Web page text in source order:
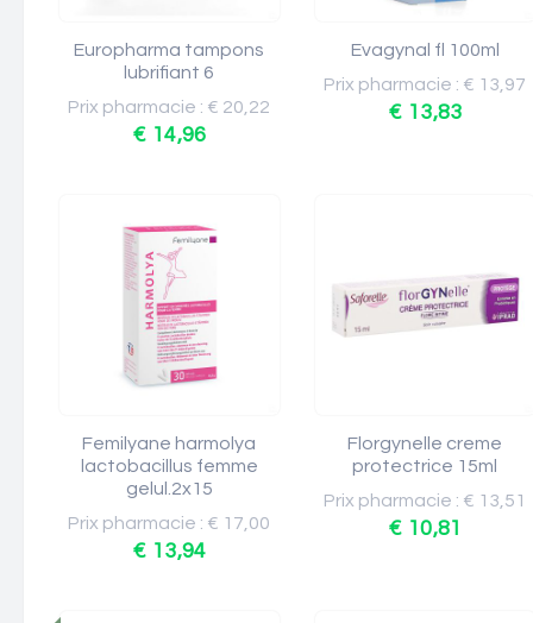
Europharma tampons
lubrifiant 6
Prix pharmacie : € 20,22
€ 14,96
Evagynal fl 100ml
Prix pharmacie : € 13,97
€ 13,83
Femilyane harmolya
lactobacillus femme
gelul.2x15
Prix pharmacie : € 17,00
€ 13,94
Florgynelle creme
protectrice 15ml
Prix pharmacie : € 13,51
€ 10,81